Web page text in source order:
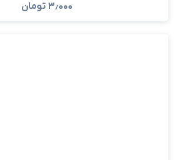
۳٫۰۰۰ تومان